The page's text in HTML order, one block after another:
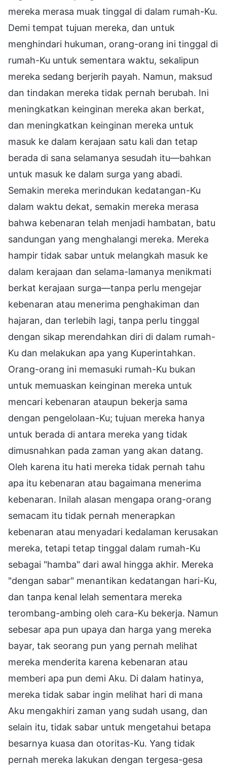
mereka merasa muak tinggal di dalam rumah-Ku.
Demi tempat tujuan mereka, dan untuk
menghindari hukuman, orang-orang ini tinggal di
rumah-Ku untuk sementara waktu, sekalipun
mereka sedang berjerih payah. Namun, maksud
dan tindakan mereka tidak pernah berubah. Ini
meningkatkan keinginan mereka akan berkat,
dan meningkatkan keinginan mereka untuk
masuk ke dalam kerajaan satu kali dan tetap
berada di sana selamanya sesudah itu—bahkan
untuk masuk ke dalam surga yang abadi.
Semakin mereka merindukan kedatangan-Ku
dalam waktu dekat, semakin mereka merasa
bahwa kebenaran telah menjadi hambatan, batu
sandungan yang menghalangi mereka. Mereka
hampir tidak sabar untuk melangkah masuk ke
dalam kerajaan dan selama-lamanya menikmati
berkat kerajaan surga—tanpa perlu mengejar
kebenaran atau menerima penghakiman dan
hajaran, dan terlebih lagi, tanpa perlu tinggal
dengan sikap merendahkan diri di dalam rumah-
Ku dan melakukan apa yang Kuperintahkan.
Orang-orang ini memasuki rumah-Ku bukan
untuk memuaskan keinginan mereka untuk
mencari kebenaran ataupun bekerja sama
dengan pengelolaan-Ku; tujuan mereka hanya
untuk berada di antara mereka yang tidak
dimusnahkan pada zaman yang akan datang.
Oleh karena itu hati mereka tidak pernah tahu
apa itu kebenaran atau bagaimana menerima
kebenaran. Inilah alasan mengapa orang-orang
semacam itu tidak pernah menerapkan
kebenaran atau menyadari kedalaman kerusakan
mereka, tetapi tetap tinggal dalam rumah-Ku
sebagai "hamba" dari awal hingga akhir. Mereka
"dengan sabar" menantikan kedatangan hari-Ku,
dan tanpa kenal lelah sementara mereka
terombang-ambing oleh cara-Ku bekerja. Namun
sebesar apa pun upaya dan harga yang mereka
bayar, tak seorang pun yang pernah melihat
mereka menderita karena kebenaran atau
memberi apa pun demi Aku. Di dalam hatinya,
mereka tidak sabar ingin melihat hari di mana
Aku mengakhiri zaman yang sudah usang, dan
selain itu, tidak sabar untuk mengetahui betapa
besarnya kuasa dan otoritas-Ku. Yang tidak
pernah mereka lakukan dengan tergesa-gesa